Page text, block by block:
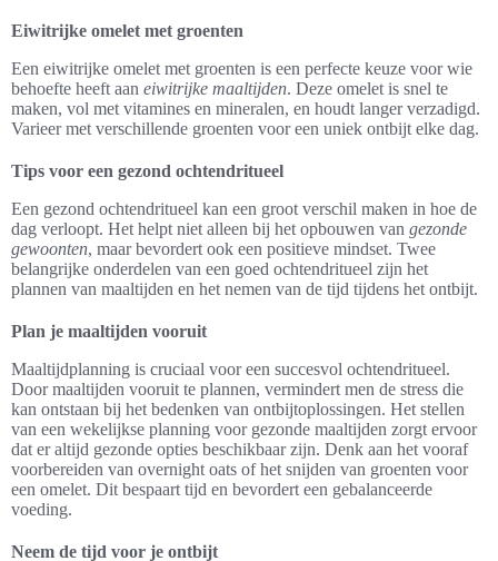
Eiwitrijke omelet met groenten
Een eiwitrijke omelet met groenten is een perfecte keuze voor wie
behoefte heeft aan eiwitrijke maaltijden. Deze omelet is snel te
maken, vol met vitamines en mineralen, en houdt langer verzadigd.
Varieer met verschillende groenten voor een uniek ontbijt elke dag.
Tips voor een gezond ochtendritueel
Een gezond ochtendritueel kan een groot verschil maken in hoe de
dag verloopt. Het helpt niet alleen bij het opbouwen van gezonde
gewoonten, maar bevordert ook een positieve mindset. Twee
belangrijke onderdelen van een goed ochtendritueel zijn het
plannen van maaltijden en het nemen van de tijd tijdens het ontbijt.
Plan je maaltijden vooruit
Maaltijdplanning is cruciaal voor een succesvol ochtendritueel.
Door maaltijden vooruit te plannen, vermindert men de stress die
kan ontstaan bij het bedenken van ontbijtoplossingen. Het stellen
van een wekelijkse planning voor gezonde maaltijden zorgt ervoor
dat er altijd gezonde opties beschikbaar zijn. Denk aan het vooraf
voorbereiden van overnight oats of het snijden van groenten voor
een omelet. Dit bespaart tijd en bevordert een gebalanceerde
voeding.
Neem de tijd voor je ontbijt